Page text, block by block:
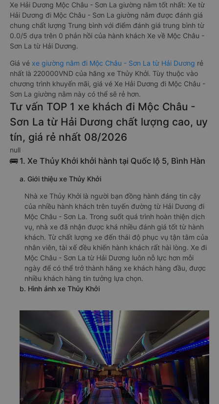
Xe Hải Dương Mộc Châu - Sơn La giường nằm tốt nhất: Xe từ
Hải Dương đi Mộc Châu - Sơn La giường nằm được đánh giá
chung chất lượng Trung bình với điểm đánh giá trung bình từ
0.0/5 dựa trên 0 phản hồi của hành khách Xe về Mộc Châu -
Sơn La từ Hải Dương.
Giá vé xe giường nằm đi Mộc Châu - Sơn La từ Hải Dương rẻ
nhất là 220000VND của hãng xe Thủy Khởi. Tùy thuộc vào
chương trình khuyến mãi, giá vé Xe Hải Dương đi Mộc Châu -
Sơn La giường nằm này có thể sẽ rẻ hơn.
Tư vấn TOP 1 xe khách đi Mộc Châu -
Sơn La từ Hải Dương chất lượng cao, uy
tín, giá rẻ nhất 08/2026
null
🚌 1. Xe Thủy Khởi khởi hành tại Quốc lộ 5, Bình Hàn
a. Giới thiệu xe Thủy Khởi
Nhà xe Thủy Khởi là người bạn đồng hành đáng tin cậy
của nhiều hành khách trên tuyến đường từ Hải Dương đi
Mộc Châu - Sơn La. Trong suốt quá trình hoàn thiện dịch
vụ, nhà xe đã nhận được khá nhiều đánh giá tốt từ hành
khách. Từ chất lượng xe đến thái độ phục vụ tận tâm của
nhân viên, tài xế đều khiến hành khách rất hài lòng. Xe đi
Mộc Châu - Sơn La từ Hải Dương luôn nỗ lực hơn mỗi
ngày để có thể trở thành hãng xe khách hàng đầu, được
nhiều khách hàng tin tưởng lựa chọn.
b. Hình ảnh xe Thủy Khởi